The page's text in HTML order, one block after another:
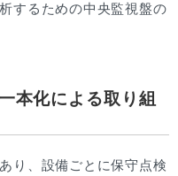
するための中央監視盤の
本化による取り組
り、設備ごとに保守点検